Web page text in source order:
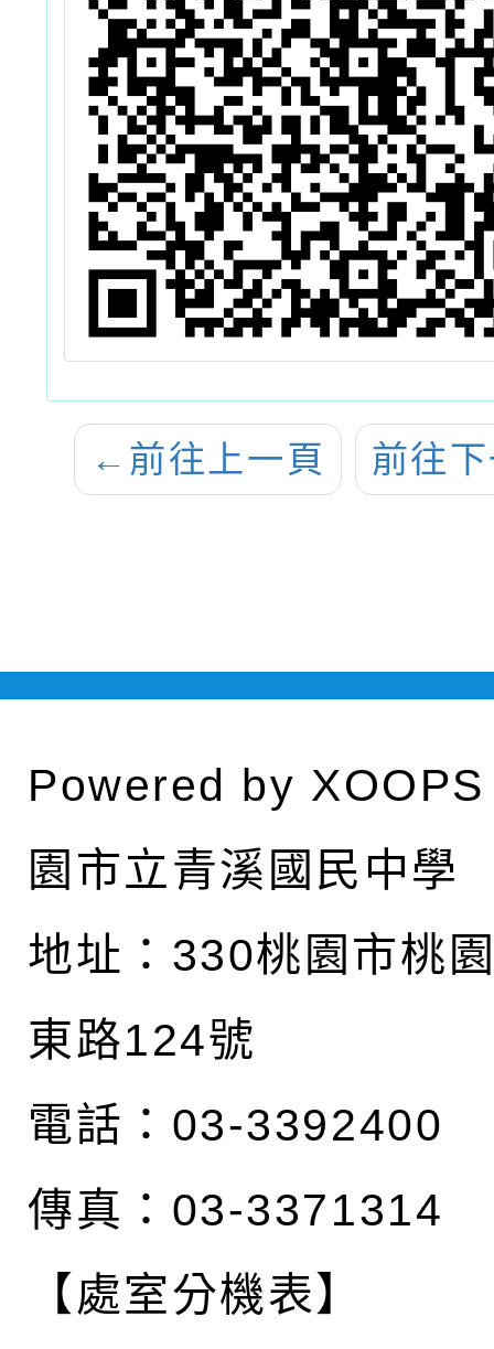
← 前往上一頁 前往
Powered by XOOPS
園市立青溪國民中學
地址： 330桃園市桃
東路124號
電話：03-3392400
傳真：03-3371314
【處室分機表】